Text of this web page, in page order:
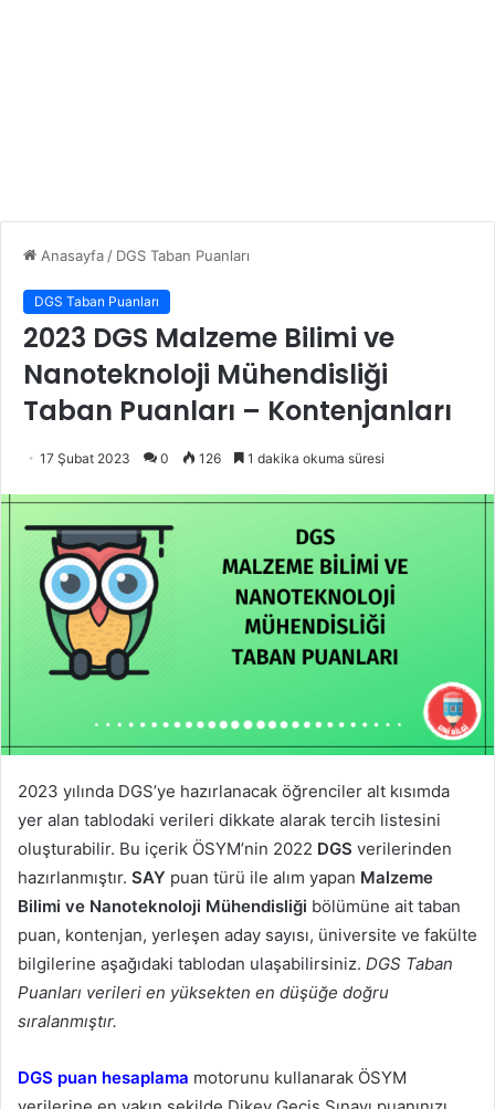
Anasayfa / DGS Taban Puanları
DGS Taban Puanları
2023 DGS Malzeme Bilimi ve
Nanoteknoloji Mühendisliği
Taban Puanları – Kontenjanları
17 Şubat 2023 0 126 1 dakika okuma süresi
2023 yılında DGS’ye hazırlanacak öğrenciler alt kısımda
yer alan tablodaki verileri dikkate alarak tercih listesini
oluşturabilir. Bu içerik ÖSYM’nin 2022 DGS verilerinden
hazırlanmıştır. SAY puan türü ile alım yapan Malzeme
Bilimi ve Nanoteknoloji Mühendisliği bölümüne ait taban
puan, kontenjan, yerleşen aday sayısı, üniversite ve fakülte
bilgilerine aşağıdaki tablodan ulaşabilirsiniz. DGS Taban
Puanları verileri en yüksekten en düşüğe doğru
sıralanmıştır.
DGS puan hesaplama motorunu kullanarak ÖSYM